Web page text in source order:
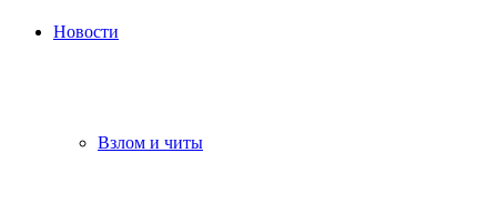
Новости
Взлом и читы